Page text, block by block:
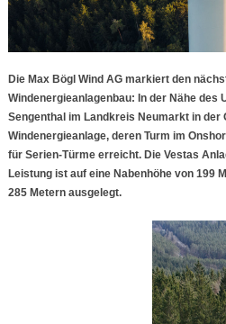
Die Max Bögl Wind AG markiert den
Windenergieanlagenbau: In der Nähe des
Sengenthal im Landkreis Neumarkt in der
Windenergieanlage, deren Turm im
für Serien-Türme erreicht. Die Vestas
Leistung ist auf eine Nabenhöhe von 199
285 Metern ausgelegt.